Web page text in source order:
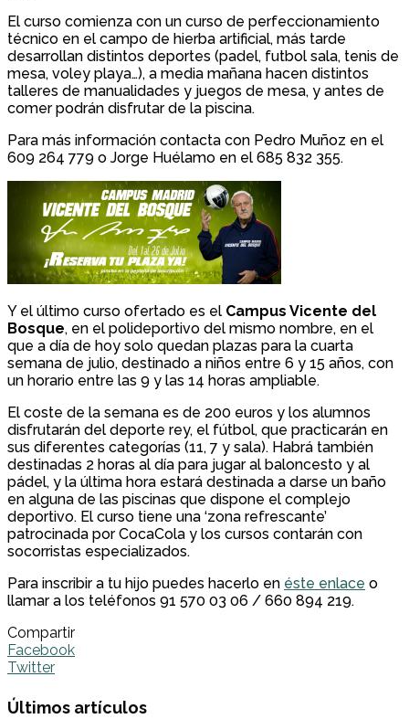
El curso comienza con un curso de perfeccionamiento
técnico en el campo de hierba artificial, más tarde
desarrollan distintos deportes (padel, futbol sala, tenis de
mesa, voley playa…), a media mañana hacen distintos
talleres de manualidades y juegos de mesa, y antes de
comer podrán disfrutar de la piscina.
Para más información contacta con Pedro Muñoz en el
609 264 779 o Jorge Huélamo en el 685 832 355.
Y el último curso ofertado es el Campus Vicente del
Bosque, en el polideportivo del mismo nombre, en el
que a día de hoy solo quedan plazas para la cuarta
semana de julio, destinado a niños entre 6 y 15 años, con
un horario entre las 9 y las 14 horas ampliable.
El coste de la semana es de 200 euros y los alumnos
disfrutarán del deporte rey, el fútbol, que practicarán en
sus diferentes categorías (11, 7 y sala). Habrá también
destinadas 2 horas al día para jugar al baloncesto y al
pádel, y la última hora estará destinada a darse un baño
en alguna de las piscinas que dispone el complejo
deportivo. El curso tiene una ‘zona refrescante’
patrocinada por CocaCola y los cursos contarán con
socorristas especializados.
Para inscribir a tu hijo puedes hacerlo en éste enlace o
llamar a los teléfonos 91 570 03 06 / 660 894 219.
Compartir
Facebook
Twitter
Últimos artículos